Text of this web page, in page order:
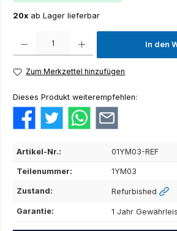
20x ab Lager lieferbar
In den
Zum Merkzettel hinzufügen
Dieses Produkt weiterempfehlen:
Artikel-Nr.: 01YM03-REF
Teilenummer: 1YM03
Zustand: Refurbished
Garantie: 1 Jahr